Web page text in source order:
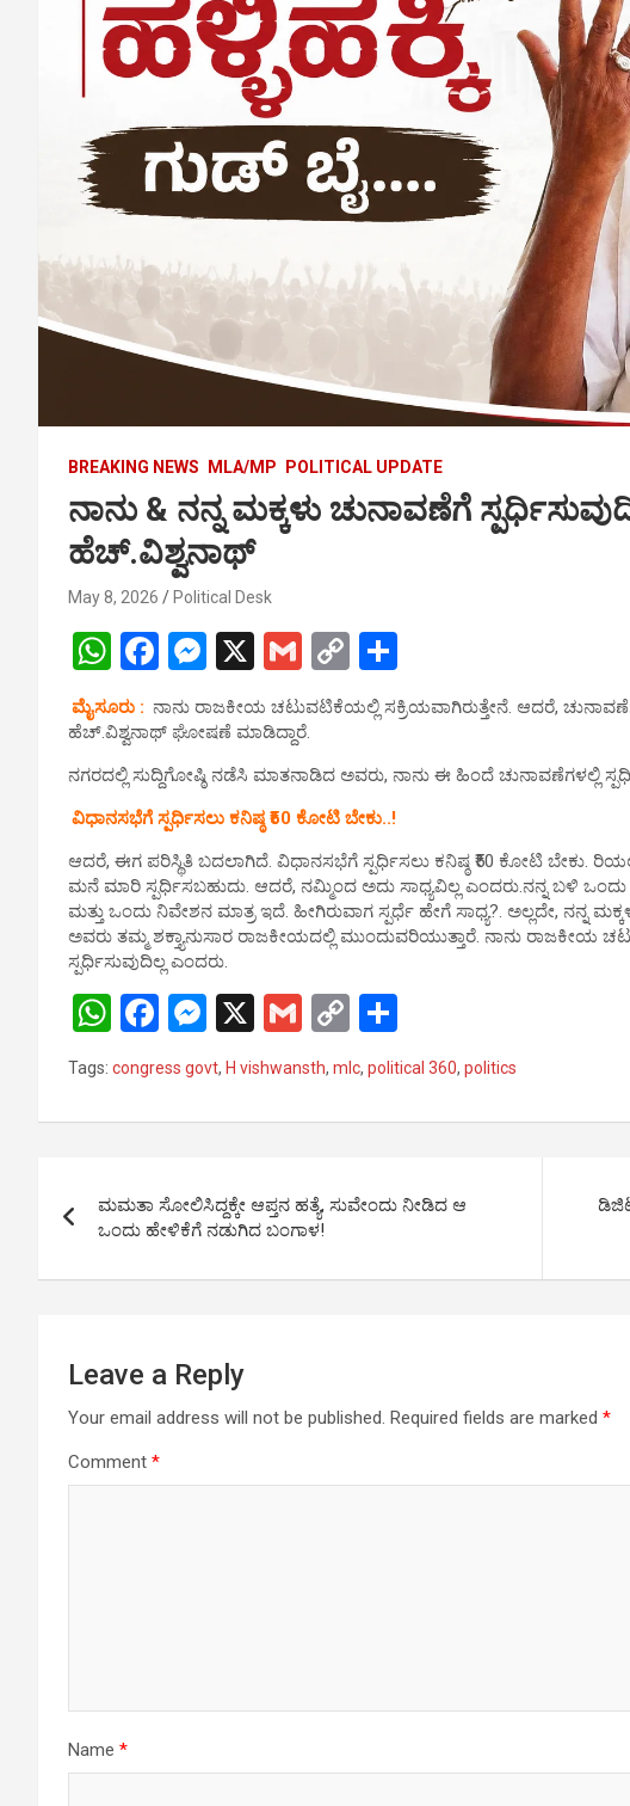
BREAKING NEWS MLA/MP POLITICAL UPDATE
ನಾನು & ನನ್ನ ಮಕ್ಕಳು ಚುನಾವಣೆಗೆ
ಹೆಚ್.ವಿಶ್ವನಾಥ್
May 8, 2026 Political Desk
W
h
at
s
A
p
p
F
ce
b
o
o
k
M
es
se
n
g
er
X
G
m
ail
C
o
py
Li
n
k
h
ar
e
ಮೈಸೂರು : ನಾನು ರಾಜಕೀಯ ಚಟುವಟಿಕೆಯಲ್ಲಿ ಸಕ್ರಿಯವಾಗಿರುತ್ತೇನೆ. ಆದರೆ,
ಹೆಚ್‌.ವಿಶ್ವನಾಥ್‌ ಘೋಷಣೆ ಮಾಡಿದ್ದಾರೆ.
ನಗರದಲ್ಲಿ ಸುದ್ದಿಗೋಷ್ಠಿ ನಡೆಸಿ ಮಾತನಾಡಿದ ಅವರು, ನಾನು ಈ ಹಿಂದೆ ಚುನಾವಣೆಗಳಲ್ಲಿ
ವಿಧಾನಸಭೆಗೆ ಸ್ಪರ್ಧಿಸಲು ಕನಿಷ್ಠ ₹50 ಕೋಟಿ ಬೇಕು..!
ಆದರೆ, ಈಗ ಪರಿಸ್ಥಿತಿ ಬದಲಾಗಿದೆ. ವಿಧಾನಸಭೆಗೆ ಸ್ಪರ್ಧಿಸಲು ಕನಿಷ್ಠ ₹50 ಕೋಟಿ ಬೇಕು.
ಮನೆ ಮಾರಿ ಸ್ಪರ್ಧಿಸಬಹುದು. ಆದರೆ, ನಮ್ಮಿಂದ ಅದು ಸಾಧ್ಯವಿಲ್ಲ ಎಂದರು.ನನ್ನ ಬಳಿ
ಮತ್ತು ಒಂದು ನಿವೇಶನ ಮಾತ್ರ ಇದೆ. ಹೀಗಿರುವಾಗ ಸ್ಪರ್ಧೆ ಹೇಗೆ ಸಾಧ್ಯ?. ಅಲ್ಲದೇ, ನನ್ನ
ಅವರು ತಮ್ಮ ಶಕ್ತ್ಯಾನುಸಾರ ರಾಜಕೀಯದಲ್ಲಿ ಮುಂದುವರಿಯುತ್ತಾರೆ. ನಾನು ರಾಜಕೀಯ
ಸ್ಪರ್ಧಿಸುವುದಿಲ್ಲ ಎಂದರು.
W
at
s
p
p
F
ce
b
o
k
M
es
se
n
er
X
G
m
ail
C
o
py
Li
k
h
ar
e
Tags: congress govt, H vishwansth, mlc, political 360, politics
navigation
ಮಮತಾ ಸೋಲಿಸಿದ್ದಕ್ಕೇ ಆಪ್ತನ ಹತ್ಯೆ, ಸುವೇಂದು ನೀಡಿದ ಆ
ಒಂದು ಹೇಳಿಕೆಗೆ ನಡುಗಿದ ಬಂಗಾಳ!
Leave a Reply
Your email address will not be published. Required fields are marked *
Comment *
Name *